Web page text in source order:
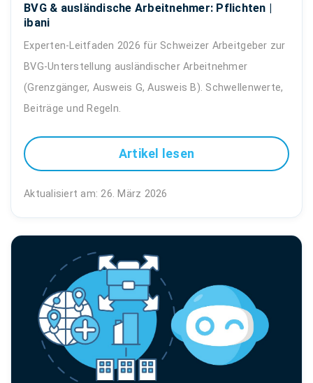
BVG & ausländische Arbeitnehmer: Pflichten |
ibani
Experten-Leitfaden 2026 für Schweizer Arbeitgeber zur
BVG-Unterstellung ausländischer Arbeitnehmer
(Grenzgänger, Ausweis G, Ausweis B). Schwellenwerte,
Beiträge und Regeln.
Artikel lesen
Aktualisiert am: 26. März 2026